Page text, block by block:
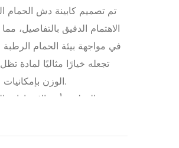
تم تصميم كابينة دش الحمام
الاهتمام الدقيق بالتفاصيل،
في مواجهة بيئة الحمام الرطبة
تجعله خيارًا مثاليًا لمادة
الوزن بإمكانيات التصميم المبتكر مع الحفاظ على أساس هيكلي قوي.
تعد الوظيفة أحد
مادة الألومنيوم. غالبًا ما
الأخرى للمقصورة، مما يخلق